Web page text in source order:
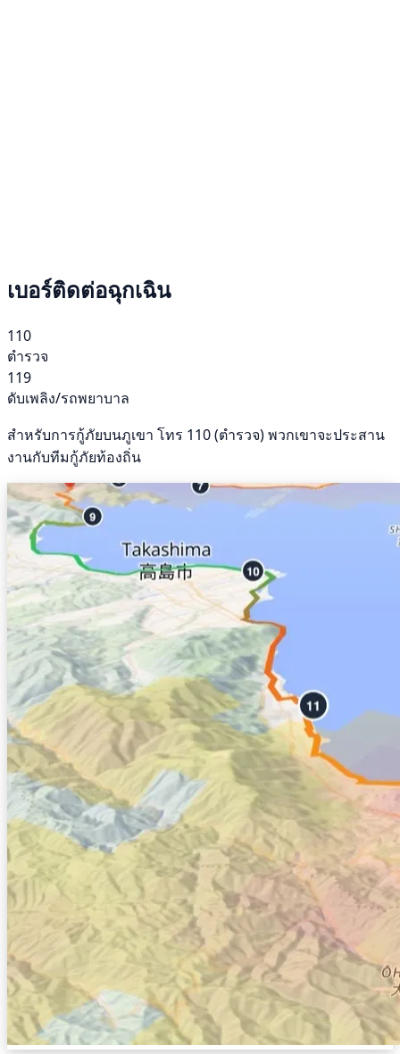
เบอร์ติดต่อฉุกเฉิน
110
ตำรวจ
119
ดับเพลิง/รถพยาบาล
สำหรับการกู้ภัยบนภูเขา โทร 110 (ตำรวจ) พวกเขาจะประสาน
งานกับทีมกู้ภัยท้องถิ่น